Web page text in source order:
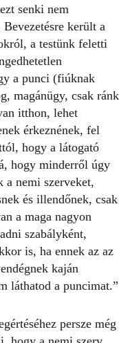
senki nem
került a
a testünk feletti
a punci (fiúknak
magánügy, csak ránk
itthon, lehet
érkeznének, fel
hogy a látogató
hogy minderről úgy
a nemi szerveket,
és illendőnek, csak
a maga nagyon
szabályként,
is, ha ennek az az
kaján
láthatod a puncimat.”
persze még